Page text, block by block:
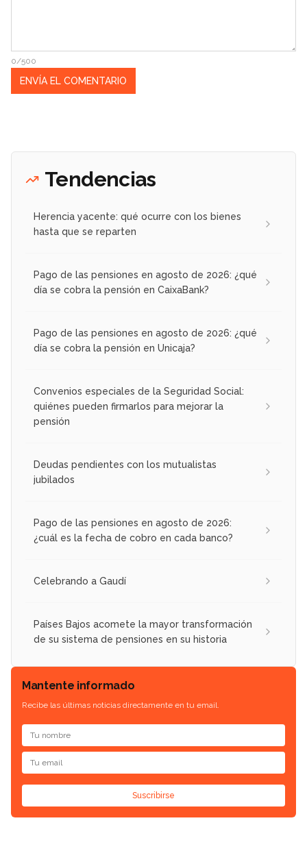
0/500
Tendencias
Herencia yacente: qué ocurre con los bienes
hasta que se reparten
Pago de las pensiones en agosto de 2026: ¿qué
día se cobra la pensión en CaixaBank?
Pago de las pensiones en agosto de 2026: ¿qué
día se cobra la pensión en Unicaja?
Convenios especiales de la Seguridad Social:
quiénes pueden firmarlos para mejorar la
pensión
Deudas pendientes con los mutualistas
jubilados
Pago de las pensiones en agosto de 2026:
¿cuál es la fecha de cobro en cada banco?
Celebrando a Gaudí
Países Bajos acomete la mayor transformación
de su sistema de pensiones en su historia
Mantente informado
Recibe las últimas noticias directamente en tu email.
Suscribirse